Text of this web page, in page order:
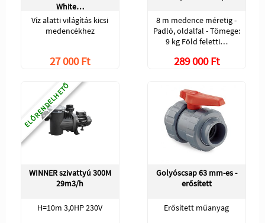
White…
Víz alatti világítás kicsi
medencékhez
27 000 Ft
8 m medence méretig -
Padló, oldalfal - Tömege:
9 kg Föld feletti…
289 000 Ft
ELŐRENDELHETŐ
WINNER szivattyú 300M
29m3/h
H=10m 3,0HP 230V
Golyóscsap 63 mm-es -
erősített
Erősített műanyag